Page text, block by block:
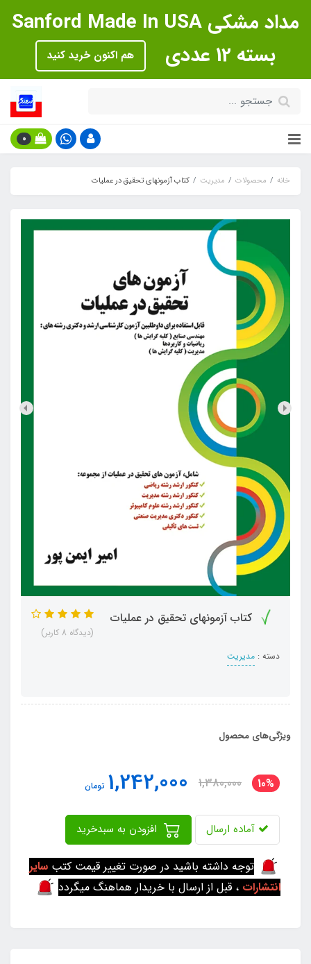
مداد مشکی Sanford Made In USA
بسته 12 عددی
هم اکنون خرید کنید
0
خانه محصولات مدیریت کتاب آزمونهای تحقیق در عملیات
کتاب آزمونهای تحقیق در عملیات
دسته : مدیریت
(دیدگاه 8 کاربر)
ویژگی‌های محصول
10%
1,380,000
1,242,000 تومان
آماده ارسال
توجه داشته باشید در صورت تغییر قیمت کتب سایر
انتشارات ، قبل از ارسال با خریدار هماهنگ میگردد